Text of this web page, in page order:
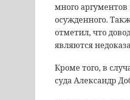
много
осужденного.
отметил, что
являются
Кроме того, в
суда Александр